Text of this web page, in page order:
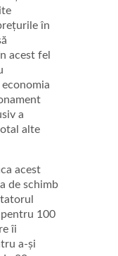
în
acest fel
a
alte
acest
de schimb
100
îi
a-și